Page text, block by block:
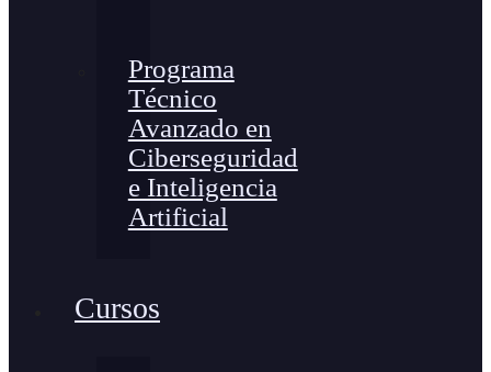
Programa
Técnico
Avanzado en
Ciberseguridad
e Inteligencia
Artificial
Cursos